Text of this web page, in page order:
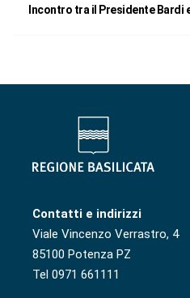
Incontro tra il Presidente Bardi
Contatti e indirizzi
Viale Vincenzo Verrastro, 4
85100 Potenza PZ
Tel 0971 661111